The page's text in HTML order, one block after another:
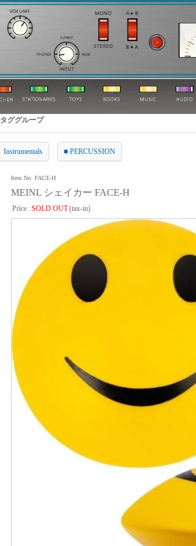
タググループ
Instrumentals ■ PERCUSSION
Item No. FACE-H
MEINL シェイカー FACE-H
Price :SOLD OUT(tax-in)